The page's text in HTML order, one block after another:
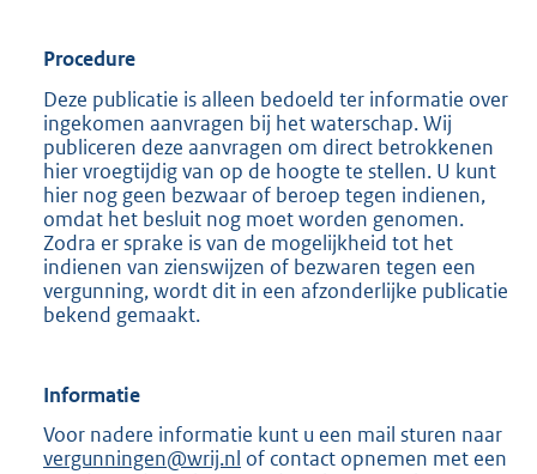
Procedure
Deze publicatie is alleen bedoeld ter informatie over
ingekomen aanvragen bij het waterschap. Wij
publiceren deze aanvragen om direct betrokkenen
hier vroegtijdig van op de hoogte te stellen. U kunt
hier nog geen bezwaar of beroep tegen indienen,
omdat het besluit nog moet worden genomen.
Zodra er sprake is van de mogelijkheid tot het
indienen van zienswijzen of bezwaren tegen een
vergunning, wordt dit in een afzonderlijke publicatie
bekend gemaakt.
Informatie
Voor nadere informatie kunt u een mail sturen naar
vergunningen@wrij.nl of contact opnemen met een